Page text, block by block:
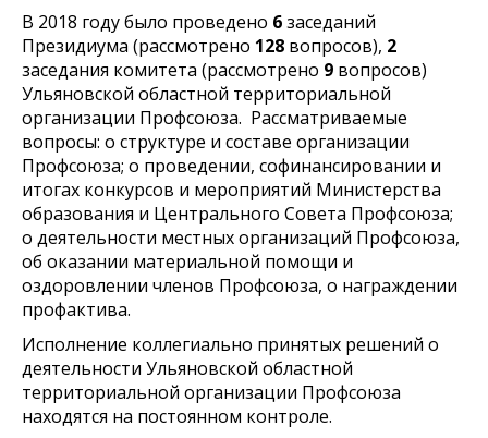
В 2018 году было проведено 6заседаний
Президиума (рассмотрено 128 вопросов), 2
заседания комитета (рассмотрено 9 вопросов)
Ульяновской областной территориальной
организации Профсоюза. Рассматриваемые
вопросы: о структуре и составе организации
Профсоюза; о проведении, софинансировании и
итогах конкурсов и мероприятий Министерства
образования и Центрального Совета Профсоюза;
о деятельности местных организаций Профсоюза,
об оказании материальной помощи и
оздоровлении членов Профсоюза, о награждении
профактива.
Исполнение коллегиально принятых решений о
деятельности Ульяновской областной
территориальной организации Профсоюза
находятся на постоянном контроле.